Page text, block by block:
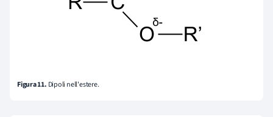
Figura 11. Dipoli nell'estere.